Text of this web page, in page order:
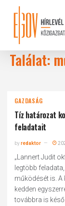
content
Találat:
GAZDASÁG
Tíz határozat
feladatait
byredaktor
„Lannert Judit
legtöbb
működését is.
kedden
továbbra is